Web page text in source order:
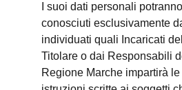
I suoi dati personali
conosciuti esclusivamente
individuati quali Incaricati
Titolare o dai Responsabili
Regione Marche impartirà